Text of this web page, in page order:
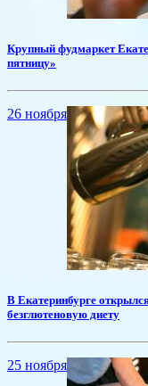
​Крупный фудмаркет
пятницу»
26 ноября
​В Екатеринбурге
безглютеновую диету
25 ноября